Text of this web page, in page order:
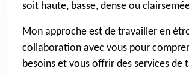
soit haute, basse, dense ou
Mon approche est de travailler en
collaboration avec vous pour
besoins et vous offrir des services de